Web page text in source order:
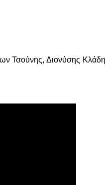
Διονύσης